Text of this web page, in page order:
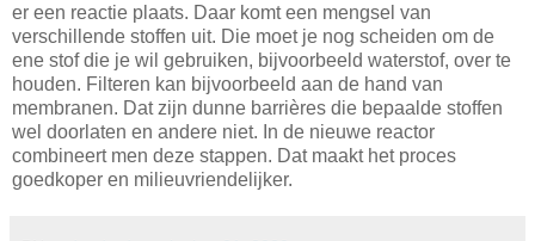
er een reactie plaats. Daar komt een mengsel van
verschillende stoffen uit. Die moet je nog scheiden om de
ene stof die je wil gebruiken, bijvoorbeeld waterstof, over te
houden. Filteren kan bijvoorbeeld aan de hand van
membranen. Dat zijn dunne barrières die bepaalde stoffen
wel doorlaten en andere niet. In de nieuwe reactor
combineert men deze stappen. Dat maakt het proces
goedkoper en milieuvriendelijker.